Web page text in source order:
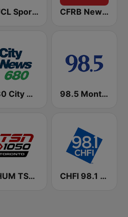
CJCL Sportsnet 590 The Fan CFRB Newstalk 1010
680 City News 98.5 Montréal
CHUM TSN 1050 AM CHFI 98.1 FM (CA Only)